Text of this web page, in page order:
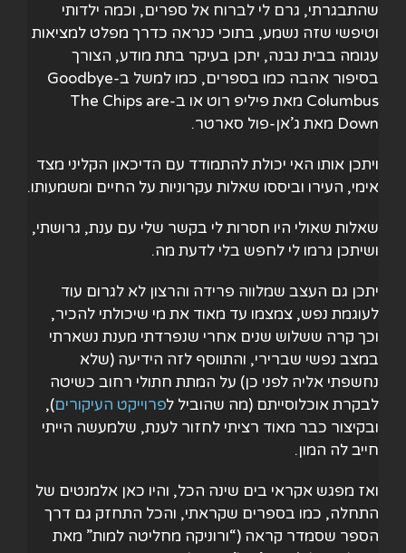
שהתבגרתי, גרם לי לברוח אל ספרים, וכמה ילדותי
וטיפשי שזה נשמע, בתוכי כנראה כדרך מפלט למציאות
עגומה בבית נבנה, יתכן בעיקר בתת מודע, הצורך
בסיפור אהבה כמו בספרים, כמו למשל ב-Goodbye
Columbus מאת פיליפ רוט או ב-The Chips are
Down מאת ג’אן-פול סארטר.
ויתכן אותו האי יכולת להתמודד עם הדיכאון הקליני מצד
אימי, העירו וביססו שאלות עקרוניות על החיים ומשמעותו.
שאלות שאולי היו חסרות לי בקשר שלי עם ענת, גרושתי,
ושיתכן גרמו לי לחפש בלי לדעת מה.
יתכן גם העצב שמלווה פרידה והרצון לא לגרום עוד
לעוגמת נפש, צמצמו עד מאוד את מי שיכולתי להכיר,
וכך קרה ששלוש שנים אחרי שנפרדתי מענת נשארתי
במצב נפשי שברירי, והתווסף לזה הידיעה (שלא
נחשפתי אליה לפני כן) על המתת חתולי רחוב כשיטה
לבקרת אוכלוסייתם (מה שהוביל לפרוייקט העיקורים),
ובקיצור כבר מאוד רציתי לחזור לענת, שלמעשה הייתי
חייב לה המון.
ואז מפגש אקראי בים שינה הכל, והיו כאן אלמנטים של
התחלה, כמו בספרים שקראתי, והכל התחזק גם דרך
הספר שסמדר קראה (“ורוניקה מחליטה למות” מאת